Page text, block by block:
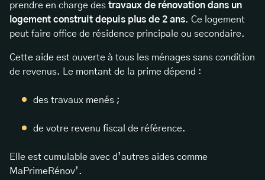
prendre en charge des travaux de rénovation dans un
logement construit depuis plus de 2 ans. Ce logement
peut faire office de résidence principale ou secondaire.
Cette aide est ouverte à tous les ménages sans condition
de revenus. Le montant de la prime dépend :
des travaux menés ;
de votre revenu fiscal de référence.
Elle est cumulable avec d’autres aides comme
MaPrimeRénov’.